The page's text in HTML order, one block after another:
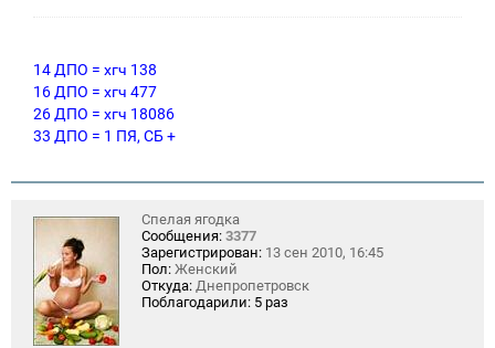
14 ДПО = хгч 138
16 ДПО = хгч 477
26 ДПО = хгч 18086
33 ДПО = 1 ПЯ, СБ +
Спелая ягодка
Сообщения: 3377
Зарегистрирован: 13 сен 2010, 16:45
Пол: Женский
Откуда: Днепропетровск
Поблагодарили: 5 раз